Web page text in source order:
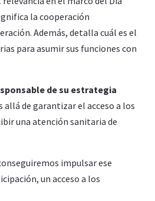
la cooperación
Además, detalla cuál es el
para asumir sus funciones con
de su estrategia
allá de garantizar el acceso a los
una atención sanitaria de
impulsar ese
un acceso a los